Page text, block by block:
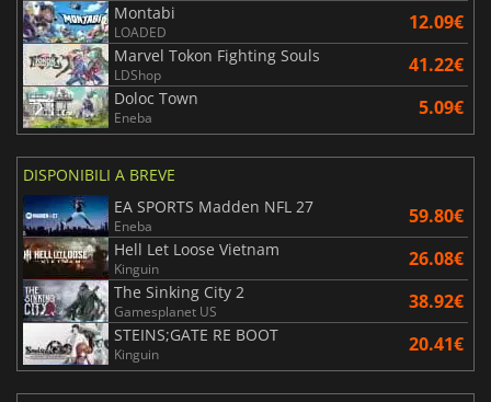
Montabi
LOADED 12.09€
Marvel Tokon Fighting Souls
LDShop 41.22€
Doloc Town
Eneba 5.09€
DISPONIBILI A BREVE
EA SPORTS Madden NFL 27
Eneba 59.80€
Hell Let Loose Vietnam
Kinguin 26.08€
The Sinking City 2
Gamesplanet US 38.92€
STEINS;GATE RE BOOT
Kinguin 20.41€